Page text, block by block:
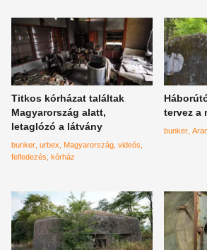
Titkos kórházat találtak
Magyarország alatt,
letaglózó a látvány
bunker urbex Magyarország videós
felfedezés kórház
tervez a
bunker